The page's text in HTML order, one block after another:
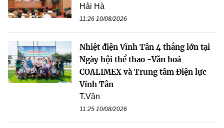
Hải Hà
11:26 10/08/2026
Nhiệt điện Vĩnh Tân 4 thắng lớn tại
Ngày hội thể thao -Văn hoá
COALIMEX và Trung tâm Điện lực
Vĩnh Tân
T.Vân
11:25 10/08/2026